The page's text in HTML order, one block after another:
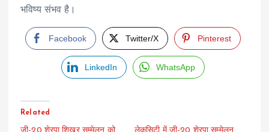
भविष्य संभव है।
Facebook Twitter/X Pinterest
LinkedIn WhatsApp
Related